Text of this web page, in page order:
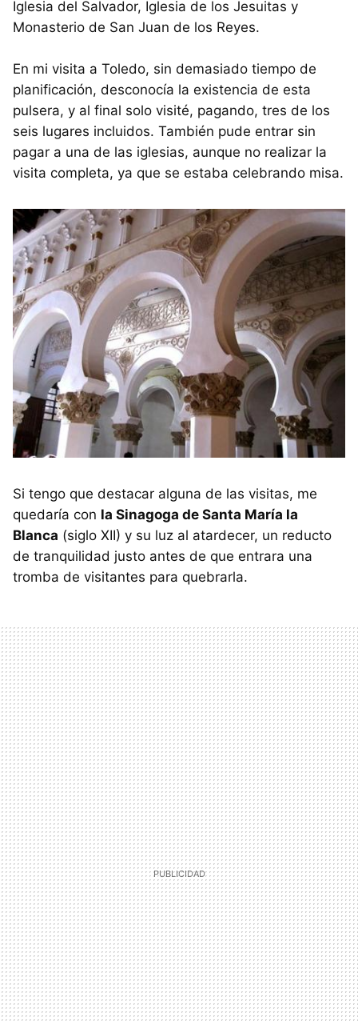
Iglesia del Salvador, Iglesia de los Jesuitas y
Monasterio de San Juan de los Reyes.
En mi visita a Toledo, sin demasiado tiempo de
planificación, desconocía la existencia de esta
pulsera, y al final solo visité, pagando, tres de los
seis lugares incluidos. También pude entrar sin
pagar a una de las iglesias, aunque no realizar la
visita completa, ya que se estaba celebrando misa.
Si tengo que destacar alguna de las visitas, me
quedaría con la Sinagoga de Santa María la
Blanca (siglo XII) y su luz al atardecer, un reducto
de tranquilidad justo antes de que entrara una
tromba de visitantes para quebrarla.